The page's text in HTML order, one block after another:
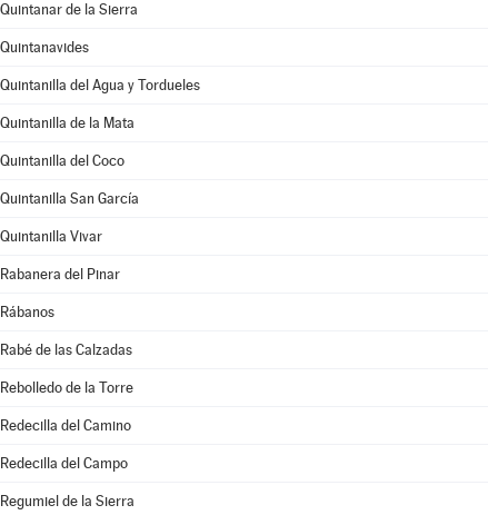
Quintanar de la Sierra
Quintanavides
Quintanilla del Agua y Tordueles
Quintanilla de la Mata
Quintanilla del Coco
Quintanilla San García
Quintanilla Vivar
Rabanera del Pinar
Rábanos
Rabé de las Calzadas
Rebolledo de la Torre
Redecilla del Camino
Redecilla del Campo
Regumiel de la Sierra